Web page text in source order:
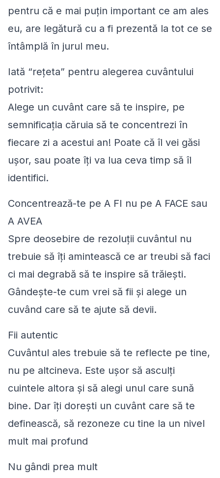
pentru că e mai puțin important ce am ales
eu, are legătură cu a fi prezentă la tot ce se
întâmplă în jurul meu.
Iată “rețeta” pentru alegerea cuvântului
potrivit:
Alege un cuvânt care să te inspire, pe
semnificația căruia să te concentrezi în
fiecare zi a acestui an! Poate că îl vei găsi
ușor, sau poate îți va lua ceva timp să îl
identifici.
Concentrează-te pe A FI nu pe A FACE sau
A AVEA
Spre deosebire de rezoluții cuvântul nu
trebuie să îți amintească ce ar treubi să faci
ci mai degrabă să te inspire să trăiești.
Gândește-te cum vrei să fii și alege un
cuvând care să te ajute să devii.
Fii autentic
Cuvântul ales trebuie să te reflecte pe tine,
nu pe altcineva. Este ușor să asculți
cuintele altora și să alegi unul care sună
bine. Dar îți dorești un cuvânt care să te
definească, să rezoneze cu tine la un nivel
mult mai profund
Nu gândi prea mult